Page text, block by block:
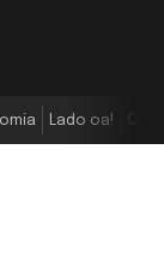
Lado oa!